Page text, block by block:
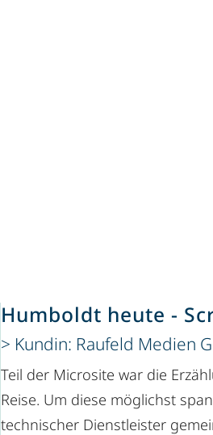
Humboldt heute -
Kundin: Raufeld Medien
Teil der Microsite war die
Reise. Um diese möglichst
technischer Dienstleister